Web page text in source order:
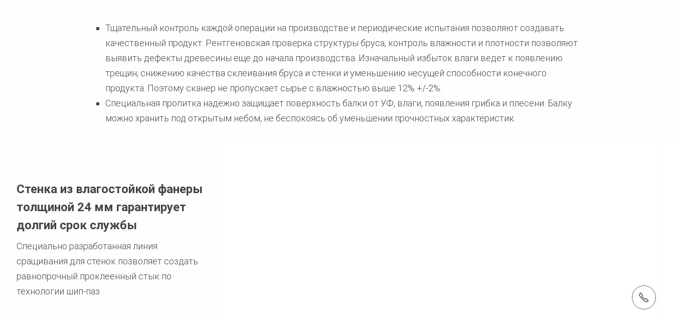
Тщательный контроль каждой операции на производстве и периодические испытания позволяют создавать
качественный продукт. Рентгеновская проверка структуры бруса, контроль влажности и плотности позволяют
выявить дефекты древесины еще до начала производства. Изначальный избыток влаги ведет к появлению
трещин, снижению качества склеивания бруса и стенки и уменьшению несущей способности конечного
продукта. Поэтому сканер не пропускает сырье с влажностью выше 12% +/-2%.
Специальная пропитка надежно защищает поверхность балки от УФ, влаги, появления грибка и плесени. Балку
можно хранить под открытым небом, не беспокоясь об уменьшении прочностных характеристик.
Стенка из влагостойкой фанеры
толщиной 24 мм гарантирует
долгий срок службы
Специально разработанная линия
сращивания для стенок позволяет создать
равнопрочный проклеенный стык по
технологии шип-паз.